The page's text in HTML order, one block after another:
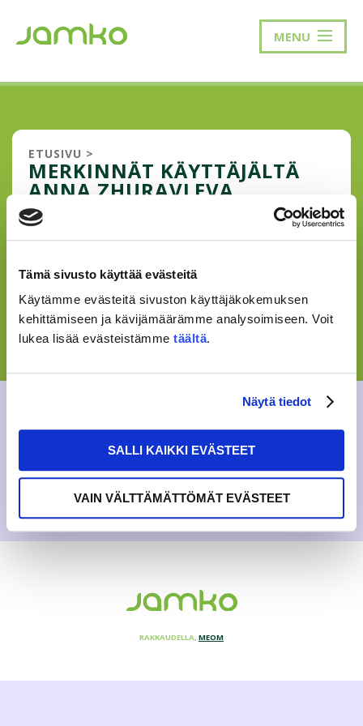
Tämä sivusto käyttää evästeitä
Käytämme evästeitä sivuston käyttäjäkokemuksen
kehittämiseen ja kävijämäärämme analysoimiseen. Voit
lukea lisää evästeistämme täältä.
Näytä tiedot
SALLI KAIKKI EVÄSTEET
VAIN VÄLTTÄMÄTTÖMÄT EVÄSTEET
MENU
ETUSIVU >
MERKINNÄT KÄYTTÄJÄLTÄ
ANNA ZHURAVLEVA
PUHEENJOHTAJA
Moi kaikki! Neiti Anna Zhuravleva tässä, ensimmäinen
kansainvälinen opiskelija JAMKOssa, joka on myös
täyttänyt edustajiston puheenjohtajan tehtävän. Kuinka
tuntuu? Ihan aluksi haluaisin lä...
BLOGI
24.1.2019
RAKKAUDELLA, MEOM